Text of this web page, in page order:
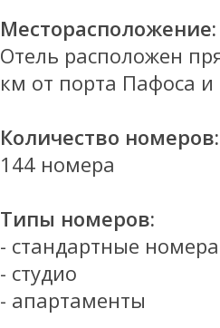
Месторасположение:
Отель расположен
км от порта Пафоса
Количество номеров:
144 номера
Типы номеров:
- стандартные номера
- студио
- апартаменты